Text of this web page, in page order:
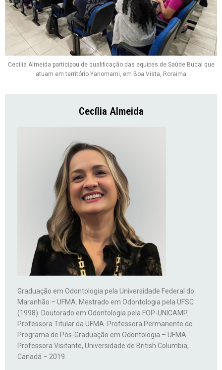
Cecília Almeida participou de qualificação das equipes de Saúde Bucal que
atuam em território Yanomami, em Boa Vista, Roraima
Cecília Almeida
Graduação em Odontologia pela Universidade Federal do
Maranhão – UFMA. Mestrado em Odontologia pela UFSC
(1998). Doutorado em Odontologia pela FOP-UNICAMP.
Professora Titular da UFMA. Professora Permanente do
Programa de Pós-Graduação em Odontologia – UFMA.
Professora Visitante, Universidade de British Columbia,
Canadá – 2019.